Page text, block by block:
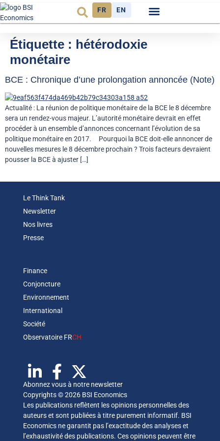
FR EN
Étiquette : hétérodoxie
monétaire
BCE : Chronique d’une prolongation annoncée (Note)
Actualité : La réunion de politique monétaire de la BCE le 8 décembre
sera un rendez-vous majeur. L’autorité monétaire devrait en effet
procéder à un ensemble d’annonces concernant l’évolution de sa
politique monétaire en 2017. Pourquoi la BCE doit-elle annoncer de
nouvelles mesures le 8 décembre prochain ? Trois facteurs devraient
pousser la BCE à ajuster […]
Le Think Tank
Newsletter
Nos livres
Presse
Finance
Conjoncture
Environnement
International
Société
Observatoire FRCH
Abonnez vous à notre newsletter
Copyrights © 2026 BSI Economics
Les publications reflètent les opinions personnelles des
auteurs et sont publiées à titre purement informatif. BSI
Economics ne garantit pas l’exactitude des analyses et
l’exhaustivité des publications. Ces opinions peuvent être